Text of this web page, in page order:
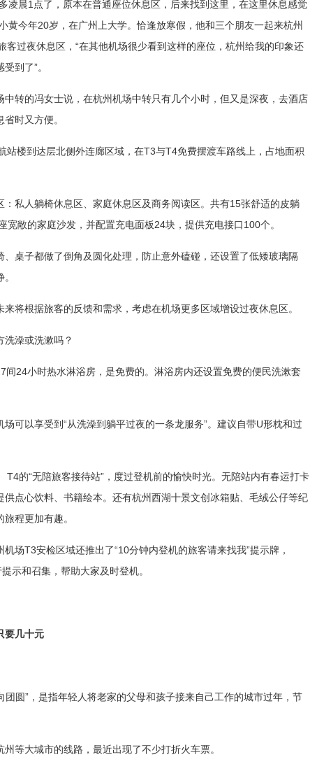
凌晨1点了，原本在普通座位休息区，后来找到这里，在这里休息感觉
黄今年20岁，在广州上大学。恰逢放寒假，他和三个朋友一起来杭州
客过夜休息区，“在其他机场很少看到这样的座位，杭州给我的印象还
到了”。
中转的冯女士说，在杭州机场中转只有几个小时，但又是深夜，去酒店
时又方便。
站楼到达层北侧外连廊区域，在T3与T4免费摆渡车路线上，占地面积
：私人躺椅休息区、家庭休息区及商务阅读区。共有15张舒适的皮躺
宽敞的家庭沙发，并配置充电面板24块，提供充电接口100个。
、桌子都做了倒角及圆化处理，防止意外磕碰，还设置了低矮玻璃隔
将根据旅客的反馈和需求，考虑在机场更多区域增设过夜休息区。
洗澡或洗漱吗？
24小时热水淋浴房，是免费的。淋浴房内还设置免费的便民洗漱套
可以享受到“从洗澡到躺平过夜的一条龙服务”。建议自带U形枕和过
T4的“无陪旅客接待站”，度过登机前的愉快时光。无陪站内有春运打卡
供点心饮料、书籍绘本。还有杭州西湖十景文创冰箱贴、毛绒公仔等纪
程更加有趣。
场T3安检区域还推出了“10分钟内登机的旅客请来找我”提示牌，
示和召集，帮助大家及时登机。
要几十元
团圆”，是指年轻人将老家的父母和孩子接来自己工作的城市过年，节
等大城市的线路，最近出现了不少打折火车票。